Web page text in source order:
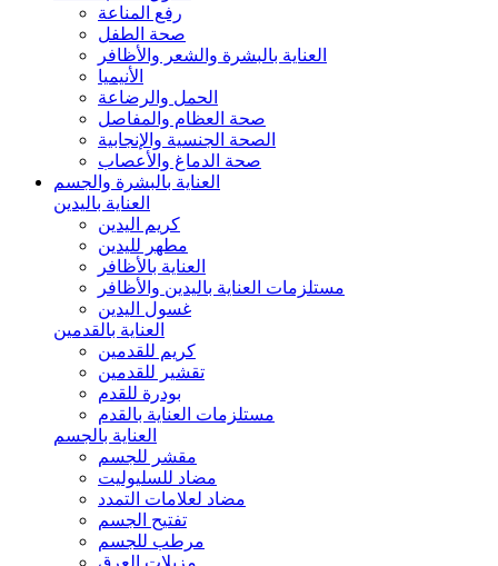
رفع المناعة
صحة الطفل
العناية بالبشرة والشعر والأظافر
الأنيميا
الحمل والرضاعة
صحة العظام والمفاصل
الصحة الجنسية والإنجابية
صحة الدماغ والأعصاب
العناية بالبشرة والجسم
العناية باليدين
كريم اليدين
مطهر لليدين
العناية بالأظافر
مستلزمات العناية باليدين والأظافر
غسول اليدين
العناية بالقدمين
كريم للقدمين
تقشير للقدمين
بودرة للقدم
مستلزمات العناية بالقدم
العناية بالجسم
مقشر للجسم
مضاد للسليوليت
مضاد لعلامات التمدد
تفتيح الجسم
مرطب للجسم
مزيلات العرق